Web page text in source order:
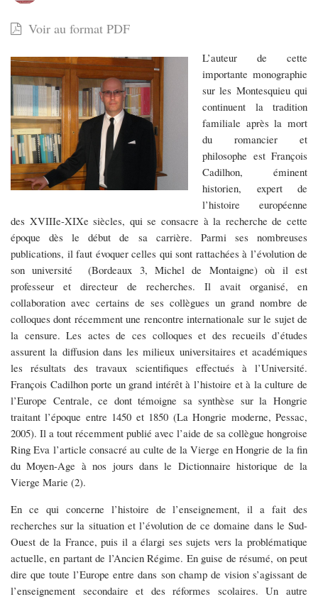
François
Cadilhon
:
Les
Montesquieu
après
Montesquieu.
Tenir
son
rang
du
XVIIIe
au
début
du
XXe
siècle
(1)
Voir au format PDF
L’auteur de cette
importante monographie
sur les Montesquieu qui
continuent la tradition
familiale après la mort
du romancier et
philosophe est François
Cadilhon, éminent
historien, expert de
l’histoire européenne
des XVIIIe-XIXe siècles, qui se consacre à la recherche de cette
époque dès le début de sa carrière. Parmi ses nombreuses
publications, il faut évoquer celles qui sont rattachées à l’évolution de
son université (Bordeaux 3, Michel de Montaigne) où il est
professeur et directeur de recherches. Il avait organisé, en
collaboration avec certains de ses collègues un grand nombre de
colloques dont récemment une rencontre internationale sur le sujet de
la censure. Les actes de ces colloques et des recueils d’études
assurent la diffusion dans les milieux universitaires et académiques
les résultats des travaux scientifiques effectués à l’Université.
François Cadilhon porte un grand intérêt à l’histoire et à la culture de
l’Europe Centrale, ce dont témoigne sa synthèse sur la Hongrie
traitant l’époque entre 1450 et 1850 (La Hongrie moderne, Pessac,
2005). Il a tout récemment publié avec l’aide de sa collègue hongroise
Ring Eva l’article consacré au culte de la Vierge en Hongrie de la fin
du Moyen-Age à nos jours dans le Dictionnaire historique de la
Vierge Marie (2).
En ce qui concerne l’histoire de l’enseignement, il a fait des
recherches sur la situation et l’évolution de ce domaine dans le Sud-
Ouest de la France, puis il a élargi ses sujets vers la problématique
actuelle, en partant de l’Ancien Régime. En guise de résumé, on peut
dire que toute l’Europe entre dans son champ de vision s’agissant de
l’enseignement secondaire et des réformes scolaires. Un autre